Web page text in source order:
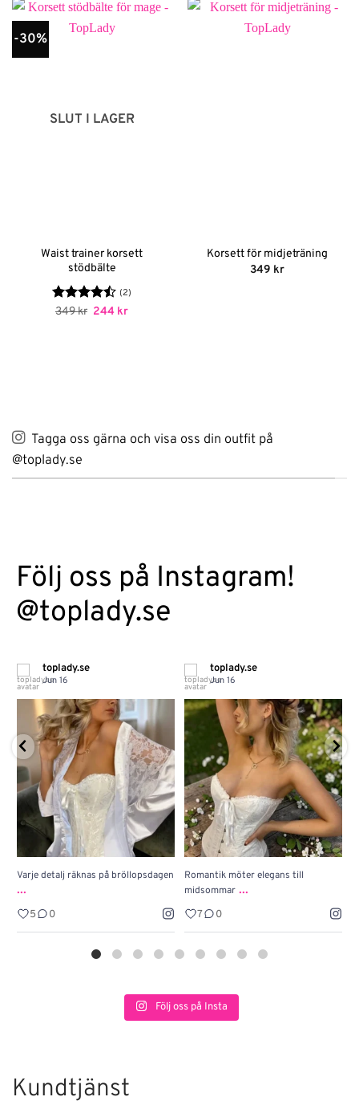
-30%
SLUT I LAGER
Waist trainer korsett
stödbälte
Betygsatt
(2)
349kr Det
244 krDet
Korsett för midjeträning
349 kr
Tagga oss gärna och visa oss din outfit på
@toplady.se
Följ oss på Instagram!
@toplady.se
toplady.se
Jun 16
Varje detalj räknas på bröllopsdagen
...
5 0
toplady.se
Jun 16
Romantik möter elegans till
midsommar ...
7 0
Följ oss på Insta
Kundtjänst